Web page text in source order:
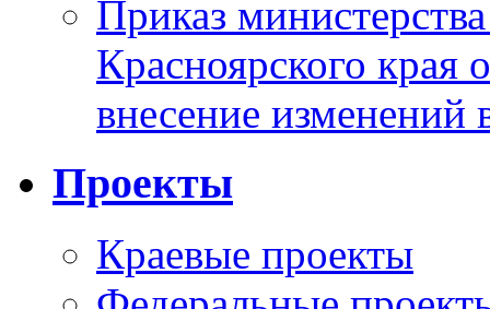
Приказ
Красноярского
внесение изменений
Проекты
Краевые проекты